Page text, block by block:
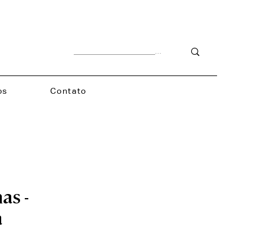
Contato
-